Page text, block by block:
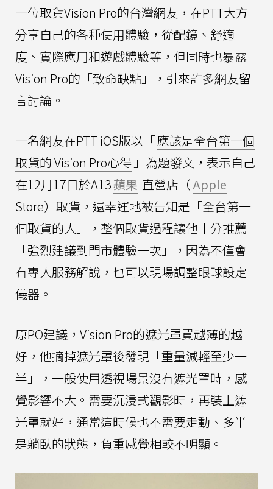
一位取貨Vision Pro的台灣網友，在PTT大方
分享自己的各種使用體驗，從配鏡、舒適
度、實際應用和遊戲體驗等，但同時也暴露
Vision Pro的「致命缺點」，引來許多網友留
言討論。
一名網友在PTT iOS版以「應該是全台第一個
取貨的 Vision Pro心得 」為題發文，表示自己
在12月17日於A13蘋果 直營店（Apple
Store）取貨，還幸運地被告知是「全台第一
個取貨的人」，整個取貨過程讓他十分推薦
「強烈建議到門市體驗一次」，因為不僅會
有專人服務解說，也可以現場調整眼球設定
儀器。
原PO建議，Vision Pro的遮光罩買越薄的越
好，他摘掉遮光罩後發現「重量減輕至少一
半」，一般使用透視場景沒有遮光罩時，感
覺影響不大。需要沉浸式觀影時，再裝上遮
光罩就好，通常這時候也不需要走動、多半
是躺臥的狀態，負重感覺相較不明顯。